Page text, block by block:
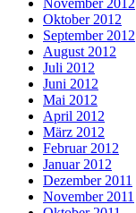
November 2012
Oktober 2012
September 2012
August 2012
Juli 2012
Juni 2012
Mai 2012
April 2012
März 2012
Februar 2012
Januar 2012
Dezember 2011
November 2011